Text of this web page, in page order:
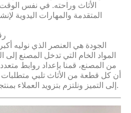
الأثاث وراحته. في نفس
المتقدمة والمهارات اليدوية
الجودة هي العنصر الذي نوليه
المواد الخام التي تدخل المصنع إلى
من المصنع، قمنا بإعداد روابط
أن كل قطعة من الأثاث تلبي متطلبات
إلى التميز ونلتزم بتزويد العملاء بمنتجات أثاث خالية من العيوب.